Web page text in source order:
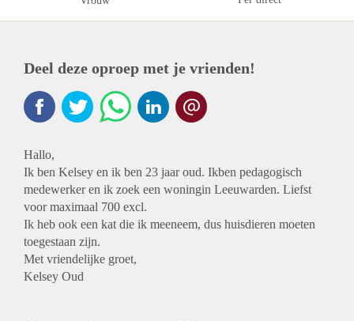
Deel deze oproep met je vrienden!
Hallo,
Ik ben Kelsey en ik ben 23 jaar oud. Ikben pedagogisch
medewerker en ik zoek een woningin Leeuwarden. Liefst
voor maximaal 700 excl.
Ik heb ook een kat die ik meeneem, dus huisdieren moeten
toegestaan zijn.
Met vriendelijke groet,
Kelsey Oud